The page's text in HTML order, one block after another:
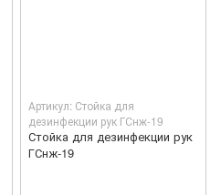
Артикул: Стойка для
дезинфекции рук ГСнж-19
Стойка для дезинфекции рук
ГСнж-19